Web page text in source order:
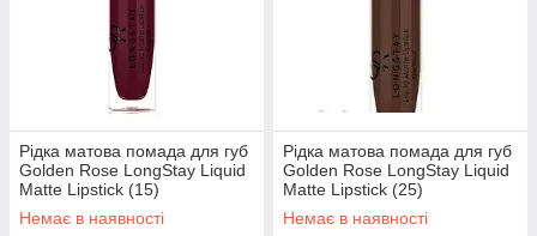
Рідка матова помада для губ
Golden Rose LongStay Liquid
Matte Lipstick (15)
Немає в наявності
Рідка матова помада для губ
Golden Rose LongStay Liquid
Matte Lipstick (25)
Немає в наявності